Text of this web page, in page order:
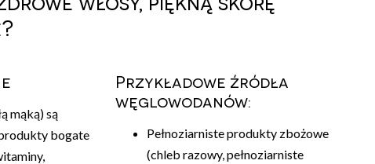
mąką) są
bogate
Przykładowe źródła
węglowodanów:
Pełnoziarniste produkty zbożowe
(chleb razowy, pełnoziarniste